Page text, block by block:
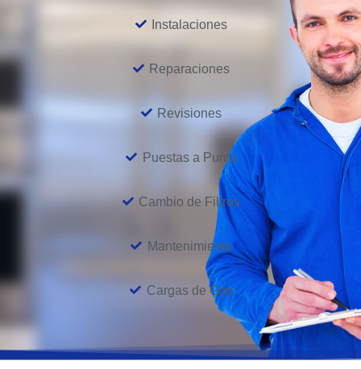
Instalaciones
Reparaciones
Revisiones
Puestas a Punto
Cambio de Filtros
Mantenimiento
Cargas de Gas